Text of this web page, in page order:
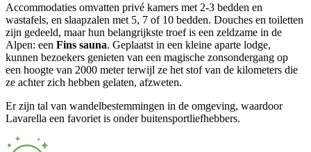
Accommodaties omvatten privé kamers met 2-3 bedden en
wastafels, en slaapzalen met 5, 7 of 10 bedden. Douches en toiletten
zijn gedeeld, maar hun belangrijkste troef is een zeldzame in de
Alpen: een Fins sauna. Geplaatst in een kleine aparte lodge,
kunnen bezoekers genieten van een magische zonsondergang op
een hoogte van 2000 meter terwijl ze het stof van de kilometers die
ze achter zich hebben gelaten, afzweten.
Er zijn tal van wandelbestemmingen in de omgeving, waardoor
Lavarella een favoriet is onder buitensportliefhebbers.